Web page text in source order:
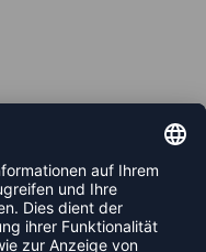
VERPASSE KEINE